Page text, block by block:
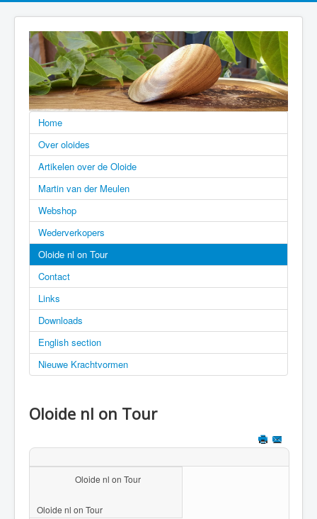
Home
Over oloides
Artikelen over de Oloide
Martin van der Meulen
Webshop
Wederverkopers
Oloide nl on Tour
Contact
Links
Downloads
English section
Nieuwe Krachtvormen
Oloide nl on Tour
Oloide nl on Tour
Oloide nl on Tour